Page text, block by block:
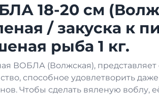
18-20 см
/ закуска к
рыба 1 кг.
ВОБЛА (Волжская),
способное удовлетворить
Чтобы сделать вяленую воблу,